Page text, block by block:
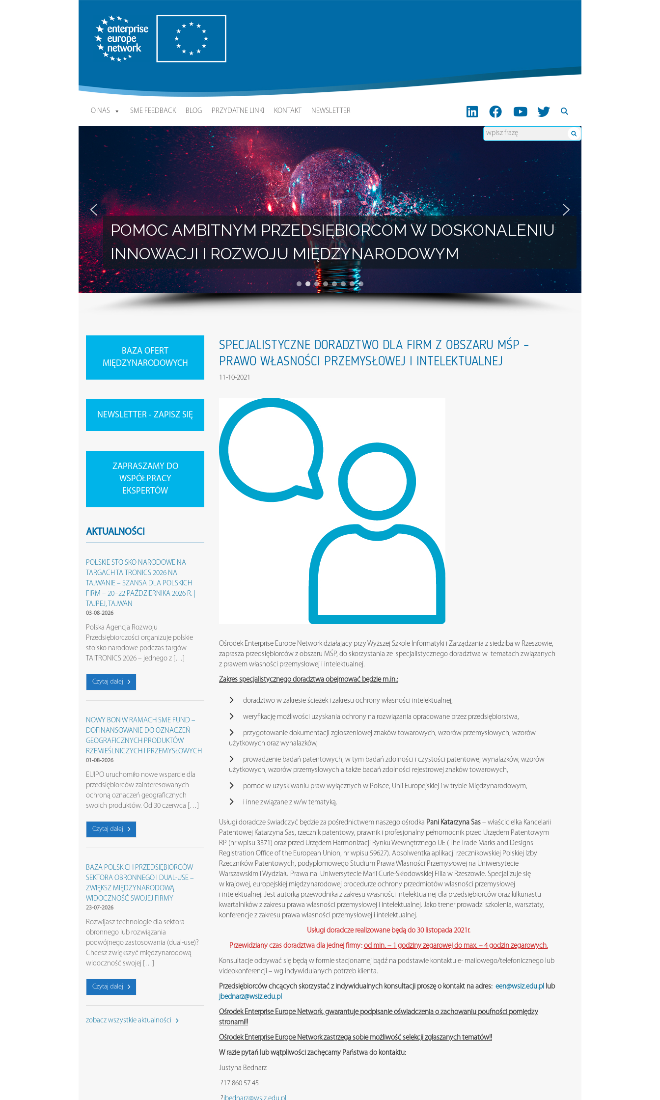
Enterprise Europe Network
O NAS SME FEEDBACK BLOG PRZYDATNE LINKI KONTAKT NEWSLETTER
POMOC AMBITNYM PRZEDSIĘBIORCOM W DOSKONALENIU
INNOWACJI I ROZWOJU MIĘDZYNARODOWYM
BAZA OFERT
MIĘDZYNARODOWYCH
NEWSLETTER - ZAPISZ SIĘ
ZAPRASZAMY DO
WSPÓŁPRACY
EKSPERTÓW
AKTUALNOŚCI
POLSKIE STOISKO NARODOWE NA
TARGACH TAITRONICS 2026 NA
TAJWANIE – SZANSA DLA POLSKICH
FIRM – 20–22 PAŹDZIERNIKA 2026 R. |
TAJPEJ, TAJWAN
03-08-2026
Polska Agencja Rozwoju
Przedsiębiorczości organizuje polskie
stoisko narodowe podczas targów
TAITRONICS 2026 – jednego z […]
Czytaj dalej
NOWY BON W RAMACH SME FUND –
DOFINANSOWANIE DO OZNACZEŃ
GEOGRAFICZNYCH PRODUKTÓW
RZEMIEŚLNICZYCH I PRZEMYSŁOWYCH
01-08-2026
EUIPO uruchomiło nowe wsparcie dla
przedsiębiorców zainteresowanych
ochroną oznaczeń geograficznych
swoich produktów. Od 30 czerwca […]
Czytaj dalej
BAZA POLSKICH PRZEDSIĘBIORCÓW
SEKTORA OBRONNEGO I DUAL-USE –
ZWIĘKSZ MIĘDZYNARODOWĄ
WIDOCZNOŚĆ SWOJEJ FIRMY
23-07-2026
Rozwijasz technologie dla sektora
obronnego lub rozwiązania
podwójnego zastosowania (dual-use)?
Chcesz zwiększyć międzynarodową
widoczność swojej […]
Czytaj dalej
zobacz wszystkie aktualności
SPECJALISTYCZNE DORADZTWO DLA FIRM Z OBSZARU MŚP –
PRAWO WŁASNOŚCI PRZEMYSŁOWEJ I INTELEKTUALNEJ
11-10-2021
Ośrodek Enterprise Europe Network działający przy Wyższej Szkole Informatyki i Zarządzania z siedzibą w Rzeszowie,
zaprasza przedsiębiorców z obszaru MŚP, do skorzystania ze specjalistycznego doradztwa w tematach związanych
z prawem własności przemysłowej i intelektualnej.
Zakres specjalistycznego doradztwa obejmować będzie m.in.:
doradztwo w zakresie ścieżek i zakresu ochrony własności intelektualnej,
weryfikację możliwości uzyskania ochrony na rozwiązania opracowane przez przedsiębiorstwa,
przygotowanie dokumentacji zgłoszeniowej znaków towarowych, wzorów przemysłowych, wzorów
użytkowych oraz wynalazków,
prowadzenie badań patentowych, w tym badań zdolności i czystości patentowej wynalazków, wzorów
użytkowych, wzorów przemysłowych a także badań zdolności rejestrowej znaków towarowych,
pomoc w uzyskiwaniu praw wyłącznych w Polsce, Unii Europejskiej i w trybie Międzynarodowym,
i inne związane z w/w tematyką.
Usługi doradcze świadczyć będzie za pośrednictwem naszego ośrodka Pani Katarzyna Sas – właścicielka Kancelarii
Patentowej Katarzyna Sas, rzecznik patentowy, prawnik i profesjonalny pełnomocnik przed Urzędem Patentowym
RP (nr wpisu 3371) oraz przed Urzędem Harmonizacji Rynku Wewnętrznego UE (The Trade Marks and Designs
Registration Office of the European Union, nr wpisu 59627). Absolwentka aplikacji rzecznikowskiej Polskiej Izby
Rzeczników Patentowych, podyplomowego Studium Prawa Własności Przemysłowej na Uniwersytecie
Warszawskim i Wydziału Prawa na Uniwersytecie Marii Curie-Skłodowskiej Filia w Rzeszowie. Specjalizuje się
w krajowej, europejskiej międzynarodowej procedurze ochrony przedmiotów własności przemysłowej
i intelektualnej. Jest autorką przewodnika z zakresu własności intelektualnej dla przedsiębiorców oraz kilkunastu
kwartalników z zakresu prawa własności przemysłowej i intelektualnej. Jako trener prowadzi szkolenia, warsztaty,
konferencje z zakresu prawa własności przemysłowej i intelektualnej.
Usługi doradcze realizowane będą do 30 listopada 2021r.
Przewidziany czas doradztwa dla jednej firmy: od min. – 1 godziny zegarowej do max. – 4 godzin zegarowych.
Konsultacje odbywać się będą w formie stacjonarnej bądź na podstawie kontaktu e- mailowego/telefonicznego lub
videokonferencji – wg indywidulanych potrzeb klienta.
Przedsiębiorców chcących skorzystać z indywidualnych konsultacji proszę o kontakt na adres: een@wsiz.edu.pl lub
jbednarz@wsiz.edu.pl
Ośrodek Enterprise Europe Network, gwarantuje podpisanie oświadczenia o zachowaniu poufności pomiędzy
stronami!!
Ośrodek Enterprise Europe Network zastrzega sobie możliwość selekcji zgłaszanych tematów!!
W razie pytań lub wątpliwości zachęcamy Państwa do kontaktu:
Justyna Bednarz
?17 860 57 45